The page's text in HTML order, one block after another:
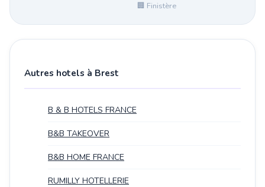
🏢 Finistère
Autres hotels à Brest
B & B HOTELS FRANCE
B&B TAKEOVER
B&B HOME FRANCE
RUMILLY HOTELLERIE